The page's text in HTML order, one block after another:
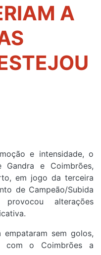
A
e intensidade, o
Gandra e Coimbrões,
em jogo da terceira
de Campeão/Subida
alterações
empataram sem golos,
com o Coimbrões a